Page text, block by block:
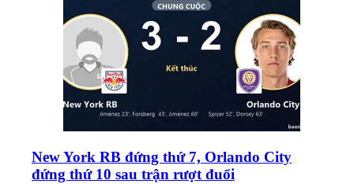
New York RB đứng thứ 7, Orlando City
đứng thứ 10 sau trận rượt đuổi